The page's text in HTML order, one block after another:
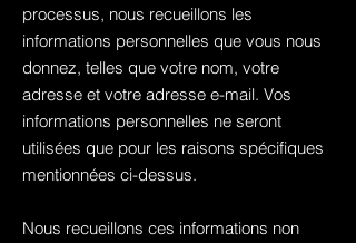
processus, nous recueillons les
informations personnelles que vous nous
donnez, telles que votre nom, votre
adresse et votre adresse e-mail. Vos
informations personnelles ne seront
utilisées que pour les raisons spécifiques
mentionnées ci-dessus.
Nous recueillons ces informations non